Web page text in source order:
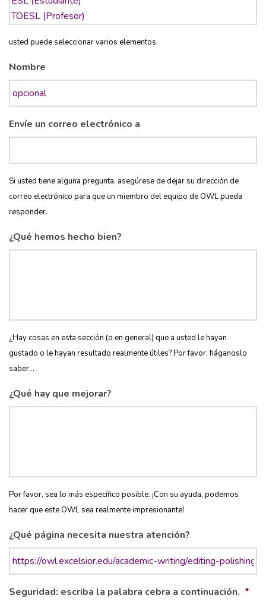
usted puede seleccionar varios elementos.
Nombre
Envíe un correo electrónico a
Si usted tiene alguna pregunta, asegúrese de dejar su dirección de
correo electrónico para que un miembro del equipo de OWL pueda
responder.
¿Qué hemos hecho bien?
¿Hay cosas en esta sección (o en general) que a usted le hayan
gustado o le hayan resultado realmente útiles? Por favor, háganoslo
saber...
¿Qué hay que mejorar?
Por favor, sea lo más específico posible. ¡Con su ayuda, podemos
hacer que este OWL sea realmente impresionante!
¿Qué página necesita nuestra atención?
Seguridad: escriba la palabra cebra a continuación. *